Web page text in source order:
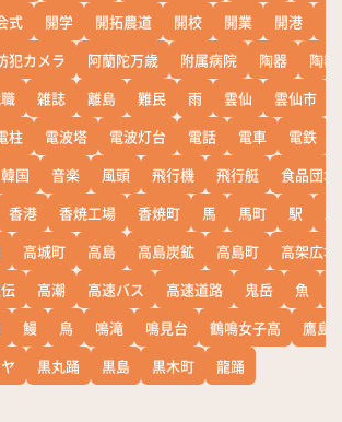
式 開学 開拓農道 開校 開業 開港
犯カメラ 阿蘭陀万歳 附属病院 陶器
陶器
雑誌 離島 難民 雨 雲仙 雲仙市
柱 電波塔 電波灯台 電話 電車 電鉄
韓国 音楽 風頭 飛行機 飛行艇
食品団地
香港 香焼工場 香焼町 馬 馬町 駅
高城町 高島 高島炭鉱 高島町
高架広場
高潮 高速バス 高速道路 鬼岳 魚
鰻 鳥 鳴滝 鳴見台 鶴鳴女子高
鷹島
黒丸踊 黒島 黒木町 龍踊